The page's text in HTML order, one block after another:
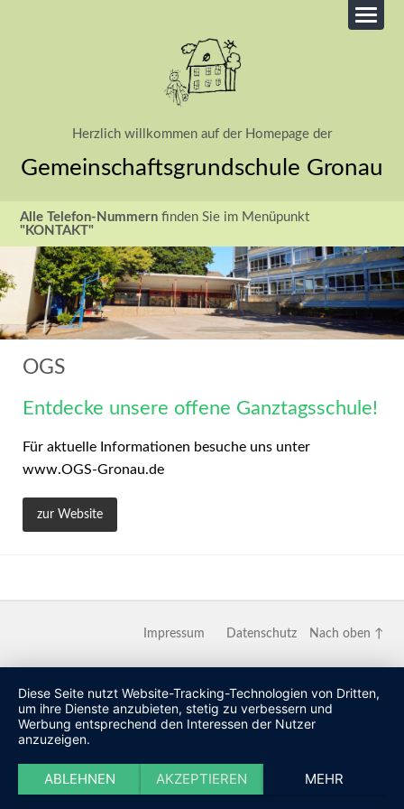
Herzlich willkommen auf der Homepage der
Gemeinschaftsgrundschule Gronau
Alle Telefon-Nummern finden Sie im Menüpunkt
"KONTAKT"
OGS
Entdecke unsere offene Ganztagsschule!
Für aktuelle Informationen besuche uns unter
www.OGS-Gronau.de
Impressum Datenschutz Nach oben ↑
Diese Seite nutzt Website-Tracking-Technologien von Dritten,
um ihre Dienste anzubieten, stetig zu verbessern und
Werbung entsprechend den Interessen der Nutzer
anzuzeigen.
ABLEHNEN AKZEPTIEREN MEHR